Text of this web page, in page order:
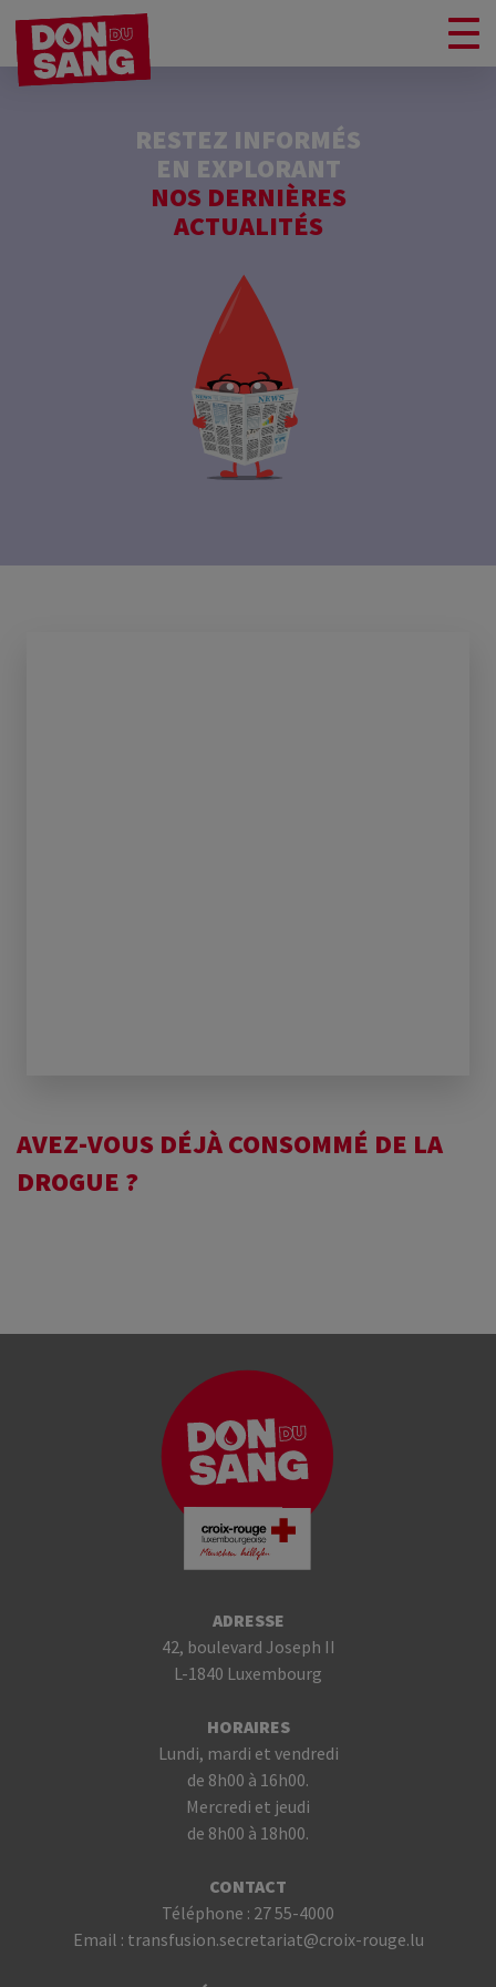
RESTEZ INFORMÉS
EN EXPLORANT
NOS DERNIÈRES
ACTUALITÉS
AVEZ-VOUS DÉJÀ CONSOMMÉ DE LA
DROGUE ?
ADRESSE
42, boulevard Joseph II
L-1840 Luxembourg
HORAIRES
Lundi, mardi et vendredi
de 8h00 à 16h00.
Mercredi et jeudi
de 8h00 à 18h00.
CONTACT
Téléphone : 27 55-4000
Email : transfusion.secretariat@croix-rouge.lu